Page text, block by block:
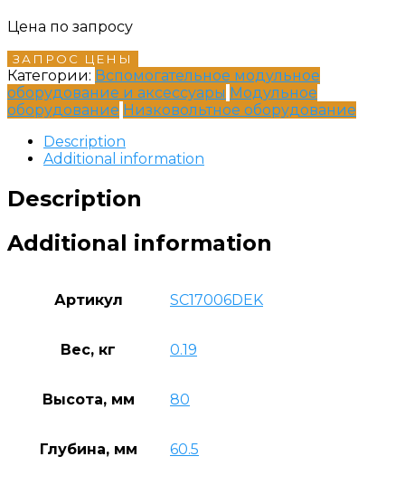
Цена по запросу
ЗАПРОС ЦЕНЫ
Категории: Вспомогательное модульное
оборудование и аксессуары Модульное
оборудование Низковольтное оборудование
Description
Additional information
Description
Additional information
Артикул SC17006DEK
Вес, кг 0.19
Высота, мм 80
Глубина, мм 60.5